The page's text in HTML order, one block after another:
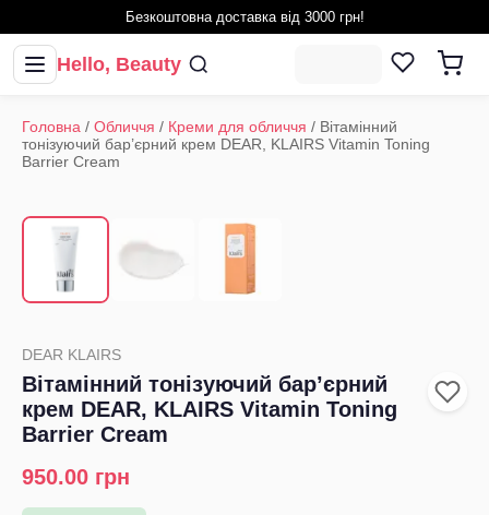
Безкоштовна доставка від 3000 грн!
Hello, Beauty
Головна / Обличчя / Креми для обличчя / Вітамінний
тонізуючий бар’єрний крем DEAR, KLAIRS Vitamin Toning
Barrier Cream
DEAR KLAIRS
Вітамінний тонізуючий бар’єрний
крем DEAR, KLAIRS Vitamin Toning
Barrier Cream
950.00 грн